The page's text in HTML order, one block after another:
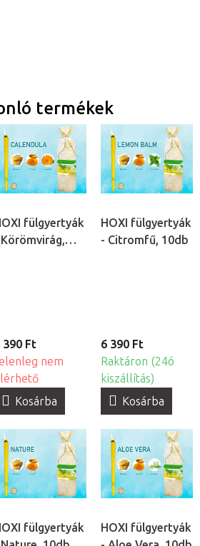
termékek
fülgyertyák
390 Ft
nem
Kosárba
HOXI fülgyertyák
- Citromfű, 10db
6 390 Ft
Raktáron (24ó
kiszállítás)
Kosárba
fülgyertyák
HOXI fülgyertyák